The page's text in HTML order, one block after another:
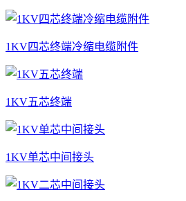
1KV四芯终端冷缩电缆附件
1KV五芯终端
1KV单芯中间接头